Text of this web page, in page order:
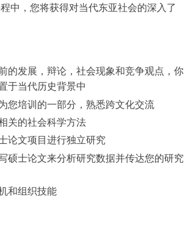
中，您将获得对当代东亚社会的深入了
的发展，辩论，社会现象和竞争观点，你
于当代历史背景中
您培训的一部分，熟悉跨文化交流
关的社会科学方法
论文项目进行独立研究
硕士论文来分析研究数据并传达您的研究
和组织技能